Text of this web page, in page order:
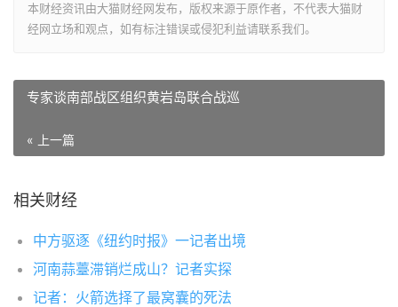
本财经资讯由大猫财经网发布，版权来源于原作者，不代表大猫财
经网立场和观点，如有标注错误或侵犯利益请联系我们。
专家谈南部战区组织黄岩岛联合战巡
« 上一篇
相关财经
中方驱逐《纽约时报》一记者出境
河南蒜薹滞销烂成山？记者实探
记者：火箭选择了最窝囊的死法